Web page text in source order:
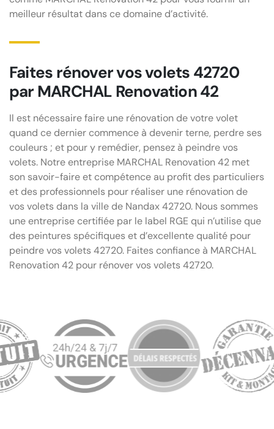
meilleur résultat dans ce domaine d’activité.
Faites rénover vos volets 42720
par MARCHAL Renovation 42
Il est nécessaire faire une rénovation de votre volet
quand ce dernier commence à devenir terne, perdre ses
couleurs ; et pour y remédier, pensez à peindre vos
volets. Notre entreprise MARCHAL Renovation 42 met
son savoir-faire et compétence au profit des particuliers
et des professionnels pour réaliser une rénovation de
vos volets dans la ville de Nandax 42720. Nous sommes
une entreprise certifiée par le label RGE qui n’utilise que
des peintures spécifiques et d’excellente qualité pour
peindre vos volets 42720. Faites confiance à MARCHAL
Renovation 42 pour rénover vos volets 42720.